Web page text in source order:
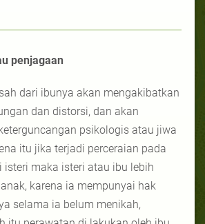
penjagaan
dari ibunya akan mengakibatkan
dan distorsi, dan akan
psikologis atau jiwa
itu jika terjadi perceraian pada
isteri maka isteri atau ibu lebih
karena ia mempunyai hak
selama ia belum menikah,